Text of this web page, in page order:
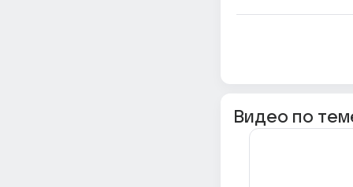
Видео по